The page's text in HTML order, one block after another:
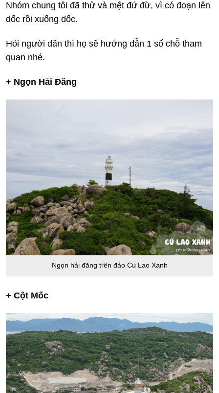
Nhóm chung tôi đã thử và mệt đứ đừ, vì có đoạn lên
dốc rồi xuống dốc.
Hỏi người dân thì họ sẽ hướng dẫn 1 số chỗ tham
quan nhé.
+ Ngọn Hải Đăng
Ngọn hải đăng trên đảo Cù Lao Xanh
+ Cột Mốc